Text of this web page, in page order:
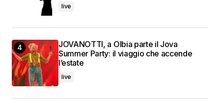
live
JOVANOTTI, a Olbia parte il Jova
Summer Party: il viaggio che accende
l’estate
live